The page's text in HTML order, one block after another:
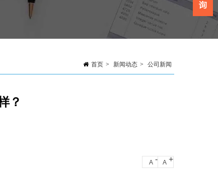
首页 > 新闻动态 > 公司新闻
？
A - A +